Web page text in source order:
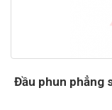
Đầu phun phẳng